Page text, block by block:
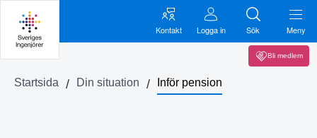
Kontakt Logga in Sök Meny
Bli medlem
Startsida Din situation Inför pension